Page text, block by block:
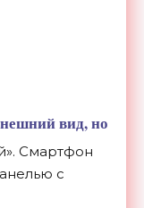
вид, но
Смартфон
с